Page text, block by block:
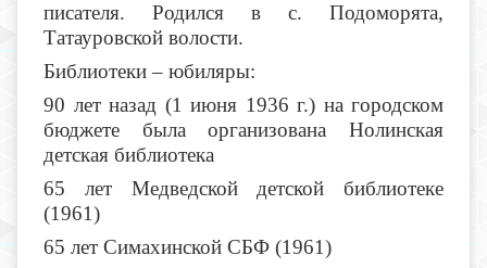
писателя. Родился в с. Подоморята,
Татауровской волости.
Библиотеки – юбиляры:
90 лет назад (1 июня 1936 г.) на городском
бюджете была организована Нолинская
детская библиотека
65 лет Медведской детской библиотеке
(1961)
65 лет Симахинской СБФ (1961)